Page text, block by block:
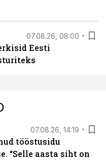
07.08.26, 08:00
Eesti
07.08.26, 14:19
tööstusidu
“Selle aasta siht on